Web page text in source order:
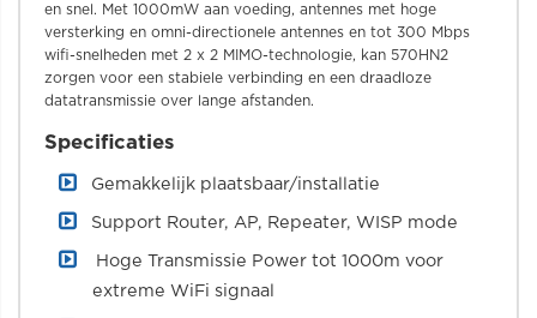
en snel. Met 1000mW aan voeding, antennes met hoge
versterking en omni-directionele antennes en tot 300 Mbps
wifi-snelheden met 2 x 2 MIMO-technologie, kan 570HN2
zorgen voor een stabiele verbinding en een draadloze
datatransmissie over lange afstanden.
Specificaties
Gemakkelijk plaatsbaar/installatie
Support Router, AP, Repeater, WISP mode
Hoge Transmissie Power tot 1000m voor
extreme WiFi signaal